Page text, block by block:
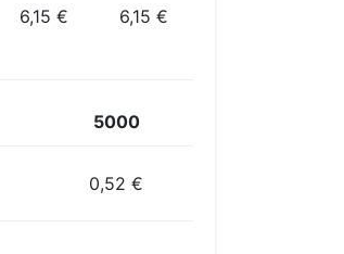
6,15 € 6,15 €
5000
0,52 €